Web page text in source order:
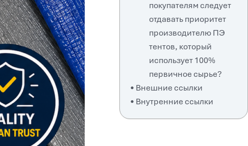
покупателям следует
отдавать приоритет
производителю ПЭ
тентов, который
использует 100%
первичное сырье?
Внешние ссылки
Внутренние ссылки